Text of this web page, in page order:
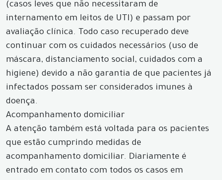
(casos leves que não necessitaram de
internamento em leitos de UTI) e passam por
avaliação clínica. Todo caso recuperado deve
continuar com os cuidados necessários (uso de
máscara, distanciamento social, cuidados com a
higiene) devido a não garantia de que pacientes já
infectados possam ser considerados imunes à
doença.
Acompanhamento domiciliar
A atenção também está voltada para os pacientes
que estão cumprindo medidas de
acompanhamento domiciliar. Diariamente é
entrado em contato com todos os casos em